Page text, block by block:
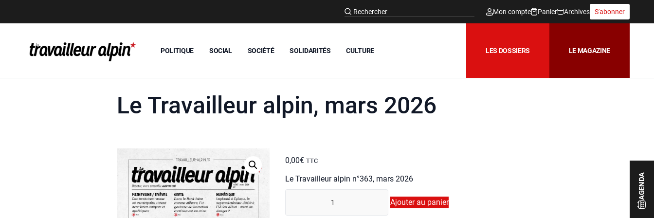
AGENDA
Mon compte Panier Archives S'abonner
POLITIQUE SOCIAL SOCIÉTÉ SOLIDARITÉS CULTURE LES DOSSIERS LE MAGAZINE
Le Travailleur alpin, mars 2026
0,00€ TTC
Le Tra­vailleur alpin n°363, mars 2026
Ajouter au panier